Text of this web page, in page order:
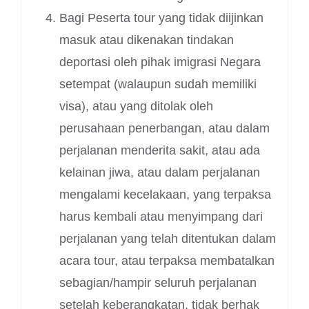
Bagi Peserta tour yang tidak diijinkan
masuk atau dikenakan tindakan
deportasi oleh pihak imigrasi Negara
setempat (walaupun sudah memiliki
visa), atau yang ditolak oleh
perusahaan penerbangan, atau dalam
perjalanan menderita sakit, atau ada
kelainan jiwa, atau dalam perjalanan
mengalami kecelakaan, yang terpaksa
harus kembali atau menyimpang dari
perjalanan yang telah ditentukan dalam
acara tour, atau terpaksa membatalkan
sebagian/hampir seluruh perjalanan
setelah keberangkatan, tidak berhak